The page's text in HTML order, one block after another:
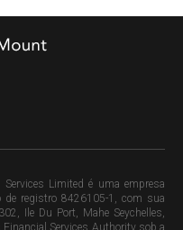
Limited é uma empresa
de registro 8426105-1, com sua
Ile Du Port, Mahe Seychelles,
Financial Services Authority sob a